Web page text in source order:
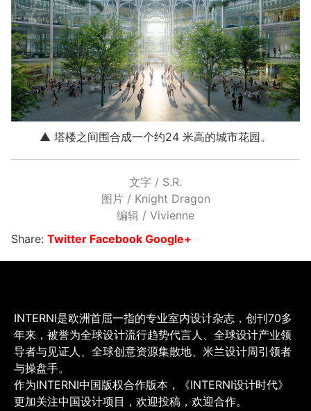
▲ 塔楼之间围合成一个约24 米高的城市花园。
文字 / S.R.
图片 / Knight Dragon
编辑 / Vivienne
Share: Twitter Facebook Google+
INTERNI是欧洲首屈一指的专业室内设计杂志，创刊70多
年来，被誉为全球设计流行趋势代言人、全球设计产业领
导者与见证人、全球创意资源集散地、米兰设计周引领者
与操盘手。
作为INTERNI中国版权合作版本，《INTERNI设计时代》
更加关注中国设计项目，欢迎投稿，欢迎合作。